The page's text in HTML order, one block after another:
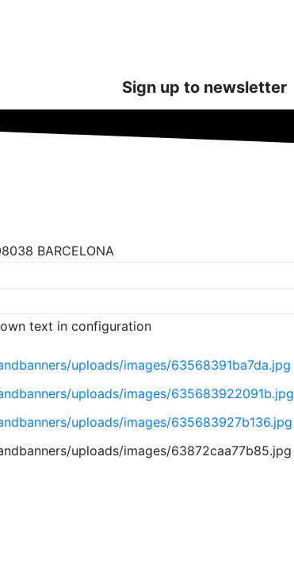
Sign up to newsletter
BARCELONA
text in configuration